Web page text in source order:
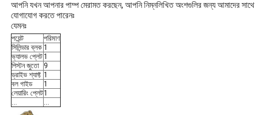
আপনি যখন আপনার পাম্প মেরামত করছেন, আপনি নিম্নলিখিত অংশগুলির জন্য আমাদের সাথে
যোগাযোগ করতে পারেনঃ
যেমনঃ
পয়েন্ট
পরিমাণ
সিলিন্ডার ব্লক 1
ভ্যালভ প্লেট 1
পিস্টন জুতো
9
ড্রাইভ শ্যাফ্ট 1
বল গাইড
1
লেয়ারিং প্লেট1
...
...